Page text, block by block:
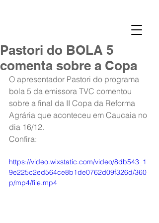
Pastori do BOLA 5
comenta sobre a Copa
O apresentador Pastori do programa
bola 5 da emissora TVC comentou
sobre a final da II Copa da Reforma
Agrária que aconteceu em Caucaia no
dia 16/12.
Confira:
https://video.wixstatic.com/video/8db543_1
9e225c2ed564ce8b1de0762d09f326d/360
p/mp4/file.mp4